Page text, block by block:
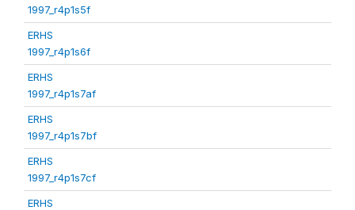
1997_r4p1s5f
ERHS
1997_r4p1s6f
ERHS
1997_r4p1s7af
ERHS
1997_r4p1s7bf
ERHS
1997_r4p1s7cf
ERHS